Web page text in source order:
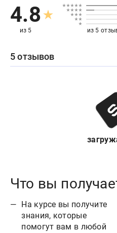
4.8
из 5 из 5
5 отзывов
Что вы
На курсе вы получите
знания, которые
помогут вам в любой